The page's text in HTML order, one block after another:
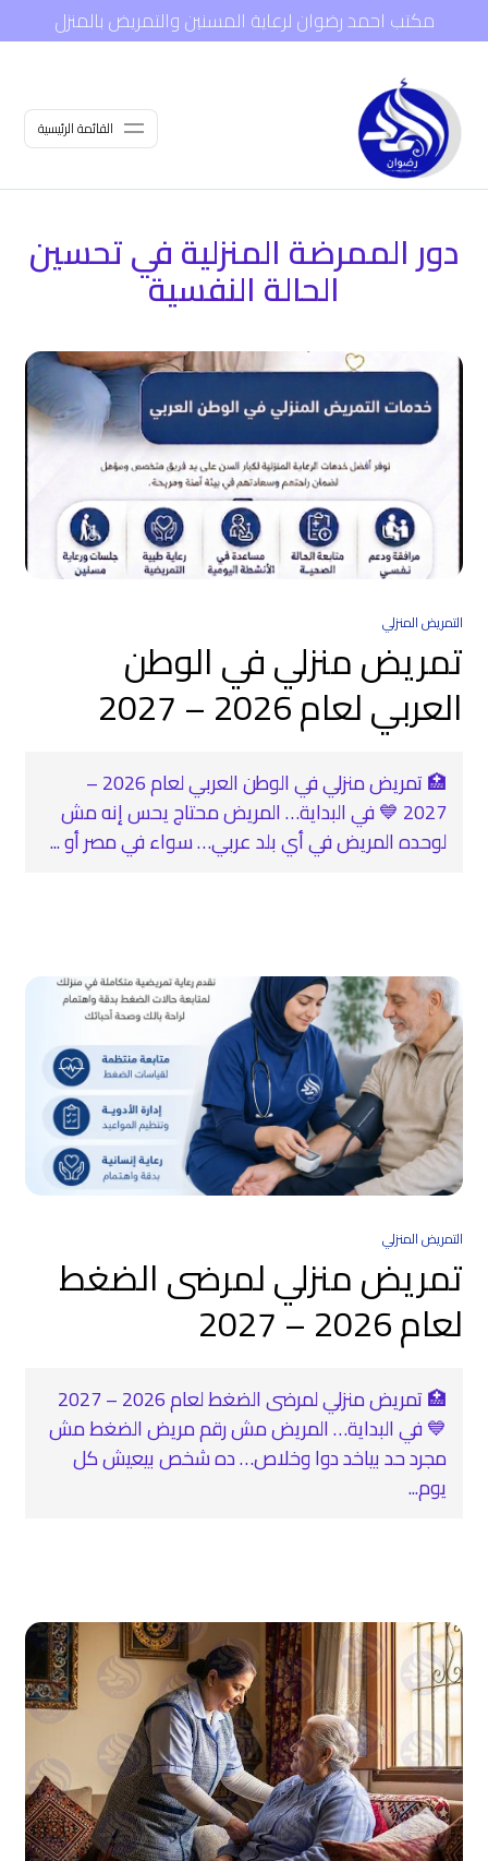
مكتب احمد رضوان لرعاية المسنين والتمريض بالمنزل
القائمة الرئيسية
دور الممرضة المنزلية في تحسين
الحالة النفسية
التمريض المنزلي
تمريض منزلي في الوطن
العربي لعام 2026 – 2027
🏥 تمريض منزلي في الوطن العربي لعام 2026 –
2027 💙 في البداية… المريض محتاج يحس إنه مش
لوحده المريض في أي بلد عربي… سواء في مصر أو ...
التمريض المنزلي
تمريض منزلي لمرضى الضغط
لعام 2026 – 2027
🏥 تمريض منزلي لمرضى الضغط لعام 2026 – 2027
💙 في البداية… المريض مش رقم مريض الضغط مش
مجرد حد بياخد دوا وخلاص… ده شخص بيعيش كل
يوم...